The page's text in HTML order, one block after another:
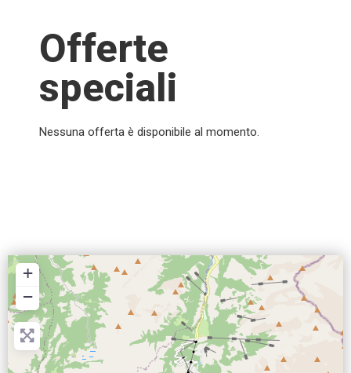
Offerte
speciali
Nessuna offerta è disponibile al momento.
+
−